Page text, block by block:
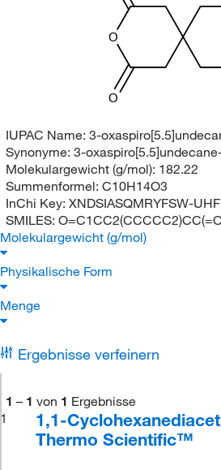
O
O
IUPAC Name: 3-
Synonyme: 3-
Molekulargewicht (g/mol): 182.22
Summenformel: C10H14O3
InChi Key: XNDSIASQMRYFSW-
SMILES:
Molekulargewicht (g/mol)
Physikalische Form
Menge
Ergebnisse verfeinern
1 – 1 von 1 Ergebnisse
1
1,1-
Thermo Scientific™